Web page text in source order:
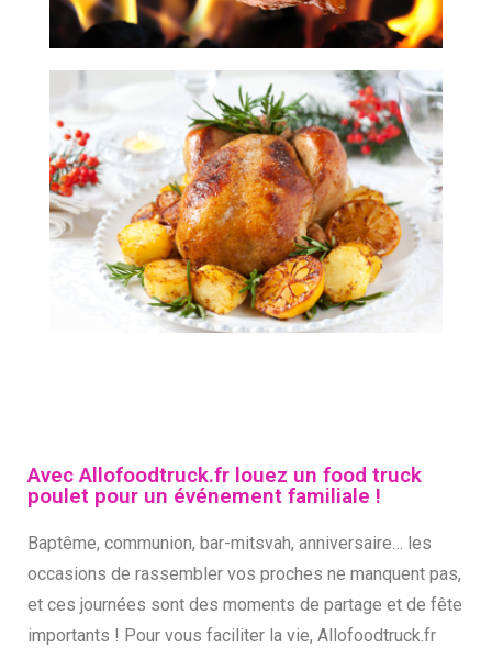
Avec Allofoodtruck.fr louez un food truck
poulet pour un événement familiale !
Baptême, communion, bar-mitsvah, anniversaire… les
occasions de rassembler vos proches ne manquent pas,
et ces journées sont des moments de partage et de fête
importants ! Pour vous faciliter la vie, Allofoodtruck.fr